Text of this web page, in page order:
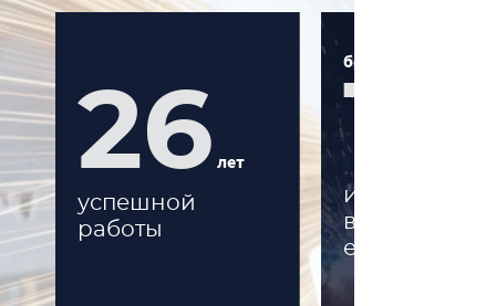
26 лет
успешной
работы
более
14
изделий
выпускается
ежегодно